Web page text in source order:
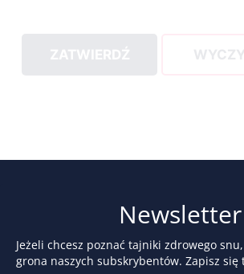
Newsletter
Jeżeli chcesz poznać tajniki zdrowego
grona naszych subskrybentów. Zapisz się